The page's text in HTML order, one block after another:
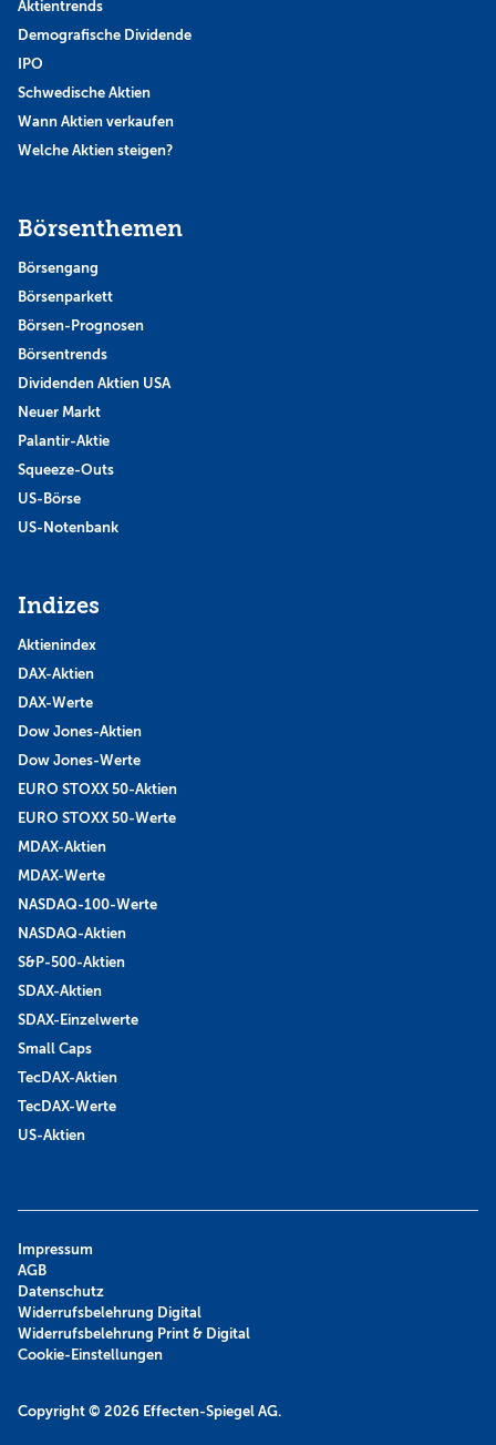
Aktientrends
Demografische Dividende
IPO
Schwedische Aktien
Wann Aktien verkaufen
Welche Aktien steigen?
Börsenthemen
Börsengang
Börsenparkett
Börsen-Prognosen
Börsentrends
Dividenden Aktien USA
Neuer Markt
Palantir-Aktie
Squeeze-Outs
US-Börse
US-Notenbank
Indizes
Aktienindex
DAX-Aktien
DAX-Werte
Dow Jones-Aktien
Dow Jones-Werte
EURO STOXX 50-Aktien
EURO STOXX 50-Werte
MDAX-Aktien
MDAX-Werte
NASDAQ-100-Werte
NASDAQ-Aktien
S&P-500-Aktien
SDAX-Aktien
SDAX-Einzelwerte
Small Caps
TecDAX-Aktien
TecDAX-Werte
US-Aktien
Copyright © 2026 Effecten-Spiegel AG.
Impressum
AGB
Datenschutz
Widerrufsbelehrung Digital
Widerrufsbelehrung Print & Digital
Cookie-Einstellungen